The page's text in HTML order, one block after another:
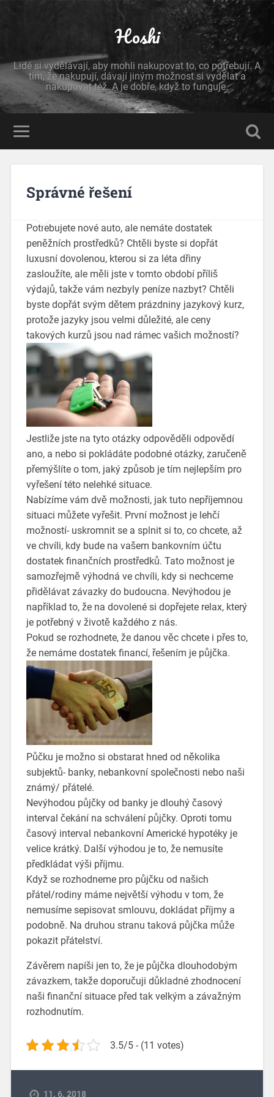
Hoshi
Lidé si vydělávají, aby mohli nakupovat to, co potřebují. A
tím, že nakupují, dávají jiným možnost si vydělat a
nakupovat též. A je dobře, když to funguje.
Správné řešení
Potřebujete nové auto, ale nemáte dostatek
peněžních prostředků? Chtěli byste si dopřát
luxusní dovolenou, kterou si za léta dřiny
zasloužíte, ale měli jste v tomto období příliš
výdajů, takže vám nezbyly peníze nazbyt? Chtěli
byste dopřát svým dětem prázdniny jazykový kurz,
protože jazyky jsou velmi důležité, ale ceny
takových kurzů jsou nad rámec vašich možností?
Jestliže jste na tyto otázky odpověděli odpovědí
ano, a nebo si pokládáte podobné otázky, zaručeně
přemýšlíte o tom, jaký způsob je tím nejlepším pro
vyřešení této nelehké situace.
Nabízíme vám dvě možnosti, jak tuto nepříjemnou
situaci můžete vyřešit. První možnost je lehčí
možností- uskromnit se a splnit si to, co chcete, až
ve chvíli, kdy bude na vašem bankovním účtu
dostatek finančních prostředků. Tato možnost je
samozřejmě výhodná ve chvíli, kdy si nechceme
přidělávat závazky do budoucna. Nevýhodou je
například to, že na dovolené si dopřejete relax, který
je potřebný v životě každého z nás.
Pokud se rozhodnete, že danou věc chcete i přes to,
že nemáme dostatek financí, řešením je půjčka.
Půčku je možno si obstarat hned od několika
subjektů- banky, nebankovní společnosti nebo naši
známý/ přátelé.
Nevýhodou půjčky od banky je dlouhý časový
interval čekání na schválení půjčky. Oproti tomu
časový interval nebankovní Americké hypotéky je
velice krátký. Další výhodou je to, že nemusíte
předkládat výši příjmu.
Když se rozhodneme pro půjčku od našich
přátel/rodiny máme největší výhodu v tom, že
nemusíme sepisovat smlouvu, dokládat příjmy a
podobně. Na druhou stranu taková půjčka může
pokazit přátelství.
Závěrem napíši jen to, že je půjčka dlouhodobým
závazkem, takže doporučuji důkladné zhodnocení
naši finanční situace před tak velkým a závažným
rozhodnutím.
3.5/5 - (11 votes)
11. 6. 2018